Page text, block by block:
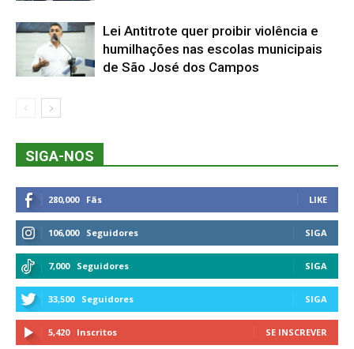
Lei Antitrote quer proibir violência e
humilhações nas escolas municipais
de São José dos Campos
SIGA-NOS
280,000 Fãs LIKE
106,000 Seguidores SIGA
7,000 Seguidores SIGA
33,500 Seguidores SIGA
5,420 Inscritos SE INSCREVER